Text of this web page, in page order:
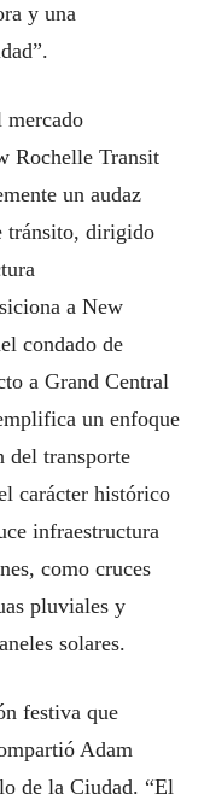
y una
mercado
Rochelle Transit
un audaz
tránsito, dirigido
a New
condado de
a Grand Central
un enfoque
del transporte
carácter histórico
infraestructura
como cruces
pluviales y
solares.
festiva que
Adam
de la Ciudad. “El